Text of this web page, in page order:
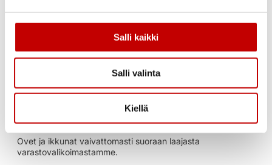
Salli kaikki
Salli valinta
Kiellä
Ovet ja ikkunat vaivattomasti suoraan laajasta
varastovalikoimastamme.